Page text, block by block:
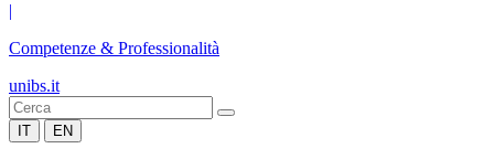
|
Competenze & Professionalità
unibs.it
IT EN